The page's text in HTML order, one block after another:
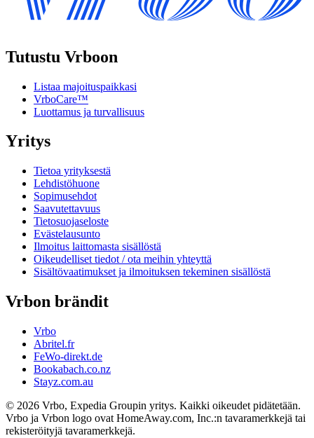
Tutustu Vrboon
Listaa majoituspaikkasi
VrboCare™
Luottamus ja turvallisuus
Yritys
Tietoa yrityksestä
Lehdistöhuone
Sopimusehdot
Saavutettavuus
Tietosuojaseloste
Evästelausunto
Ilmoitus laittomasta sisällöstä
Oikeudelliset tiedot / ota meihin yhteyttä
Sisältövaatimukset ja ilmoituksen tekeminen sisällöstä
Vrbon brändit
Vrbo
Abritel.fr
FeWo-direkt.de
Bookabach.co.nz
Stayz.com.au
© 2026 Vrbo, Expedia Groupin yritys. Kaikki oikeudet pidätetään.
Vrbo ja Vrbon logo ovat HomeAway.com, Inc.:n tavaramerkkejä tai
rekisteröityjä tavaramerkkejä.